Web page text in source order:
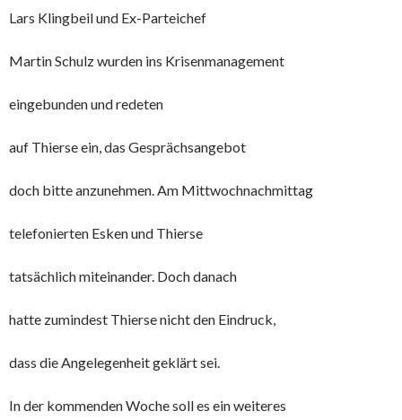
Lars Klingbeil und Ex-Parteichef
Martin Schulz wurden ins Krisenmanagement
eingebunden und redeten
auf Thierse ein, das Gesprächsangebot
doch bitte anzunehmen. Am Mittwochnachmittag
telefonierten Esken und Thierse
tatsächlich miteinander. Doch danach
hatte zumindest Thierse nicht den Eindruck,
dass die Angelegenheit geklärt sei.
In der kommenden Woche soll es ein weiteres